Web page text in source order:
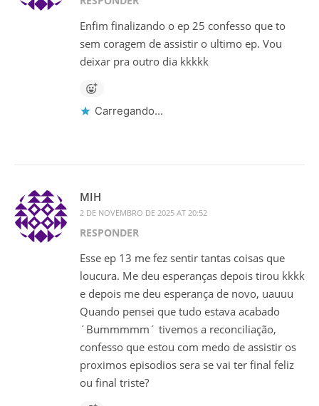
Enfim finalizando o ep 25 confesso que to
sem coragem de assistir o ultimo ep. Vou
deixar pra outro dia kkkkk
Carregando...
MIH
2 DE NOVEMBRO DE 2025 AT 20:52
RESPONDER
Esse ep 13 me fez sentir tantas coisas que
loucura. Me deu esperanças depois tirou kkkk
e depois me deu esperança de novo, uauuu
Quando pensei que tudo estava acabado
´Bummmmm´ tivemos a reconciliação,
confesso que estou com medo de assistir os
proximos episodios sera se vai ter final feliz
ou final triste?